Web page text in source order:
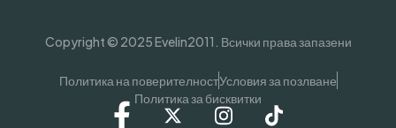
Copyright © 2025 Evelin2011. Всички права запазени
Политика на поверителностУсловия за позлване
Политика за бисквитки